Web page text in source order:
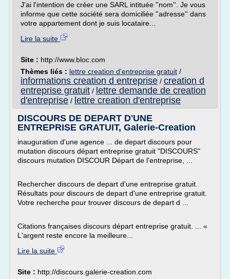
J'ai l'intention de créer une SARL intituée ''nom''. Je vous
informe que cette société sera domiciliée ''adresse'' dans
votre appartement dont je suis locataire...
Lire la suite
Site : http://www.bloc.com
Thèmes liés : lettre creation d'entreprise gratuit /
informations creation d entreprise / creation d
entreprise gratuit / lettre demande de creation
d'entreprise / lettre creation d'entreprise
DISCOURS DE DEPART D'UNE
ENTREPRISE GRATUIT, Galerie-Creation
inauguration d'une agence ... de depart discours pour
mutation discours départ entreprise gratuit "DISCOURS"
discours mutation DISCOUR Départ de l'entreprise, ...
Rechercher discours de depart d'une entreprise gratuit.
Résultats pour discours de depart d'une entreprise gratuit.
Votre recherche pour trouver discours de depart d ...
Citations françaises discours départ entreprise gratuit. ... «
L'argent reste encore la meilleure...
Lire la suite
Site : http://discours.galerie-creation.com